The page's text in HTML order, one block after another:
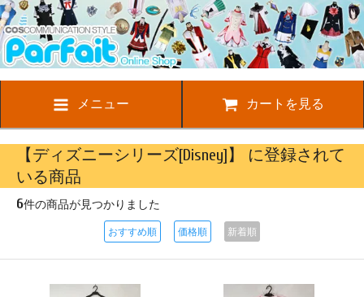
メニュー カートを見る
【ディズニーシリーズ[Disney]】 に登録されて
いる商品
6件の商品が見つかりました
おすすめ順 価格順 新着順